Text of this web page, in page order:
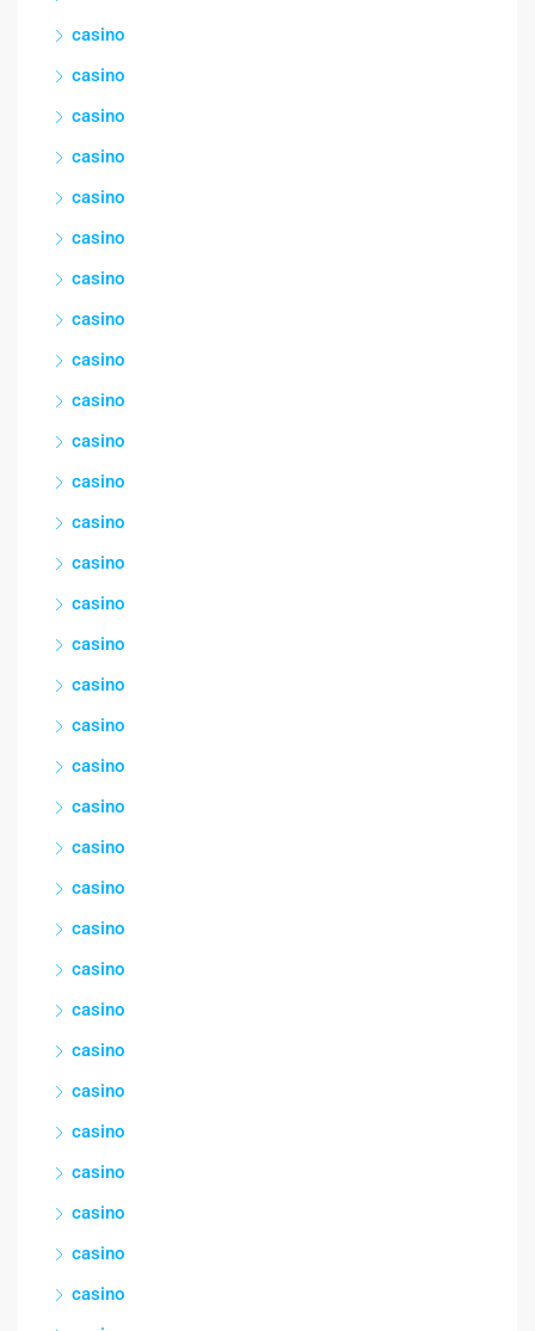
casino
casino
casino
casino
casino
casino
casino
casino
casino
casino
casino
casino
casino
casino
casino
casino
casino
casino
casino
casino
casino
casino
casino
casino
casino
casino
casino
casino
casino
casino
casino
casino